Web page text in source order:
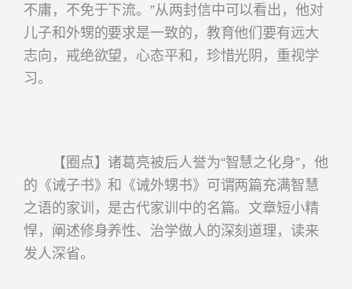
不庸，不免于下流。”从两封信中可以看出，他对
儿子和外甥的要求是一致的，教育他们要有远大
志向，戒绝欲望，心态平和，珍惜光阴，重视学
习。
【圈点】诸葛亮被后人誉为“智慧之化身”，他
的《诫子书》和《诫外甥书》可谓两篇充满智慧
之语的家训，是古代家训中的名篇。文章短小精
悍，阐述修身养性、治学做人的深刻道理，读来
发人深省。